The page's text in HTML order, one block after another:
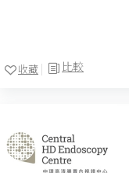
比較
收藏